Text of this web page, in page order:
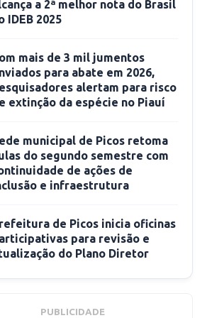
a 2ª melhor nota do Brasil
IDEB 2025
mais de 3 mil jumentos
para abate em 2026,
alertam para risco
extinção da espécie no Piauí
municipal de Picos retoma
do segundo semestre com
de ações de
e infraestrutura
de Picos inicia oficinas
para revisão e
do Plano Diretor
PUBLICIDADE